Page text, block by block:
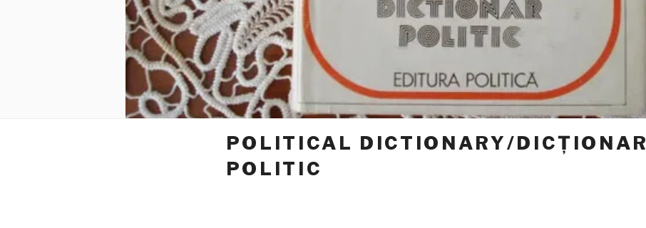
POLITICAL DICTIONARY/DICȚIONAR
POLITIC